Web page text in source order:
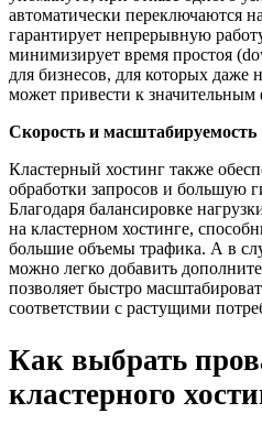
автоматически переключаются
гарантирует непрерывную
минимизирует время простоя
для бизнесов, для которых даже
может привести к
Скорость и масштабируемость
Кластерный хостинг также
обработки запросов и большую
Благодаря балансировке
на кластерном хостинге,
большие объемы трафика. А в
можно легко добавить
позволяет быстро
соответствии с растущими
Как выбрать
кластерного